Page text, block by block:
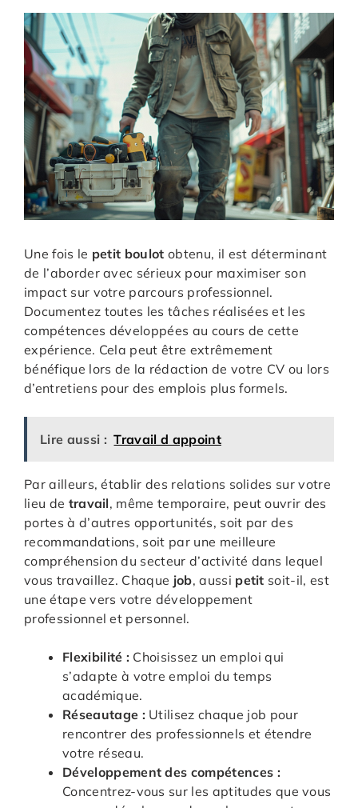
Une fois le petit boulot obtenu, il est déterminant
de l’aborder avec sérieux pour maximiser son
impact sur votre parcours professionnel.
Documentez toutes les tâches réalisées et les
compétences développées au cours de cette
expérience. Cela peut être extrêmement
bénéfique lors de la rédaction de votre CV ou lors
d’entretiens pour des emplois plus formels.
Lire aussi : Travail d appoint
Par ailleurs, établir des relations solides sur votre
lieu de travail, même temporaire, peut ouvrir des
portes à d’autres opportunités, soit par des
recommandations, soit par une meilleure
compréhension du secteur d’activité dans lequel
vous travaillez. Chaque job, aussi petit soit-il, est
une étape vers votre développement
professionnel et personnel.
Flexibilité : Choisissez un emploi qui
s’adapte à votre emploi du temps
académique.
Réseautage : Utilisez chaque job pour
rencontrer des professionnels et étendre
votre réseau.
Développement des compétences :
Concentrez-vous sur les aptitudes que vous